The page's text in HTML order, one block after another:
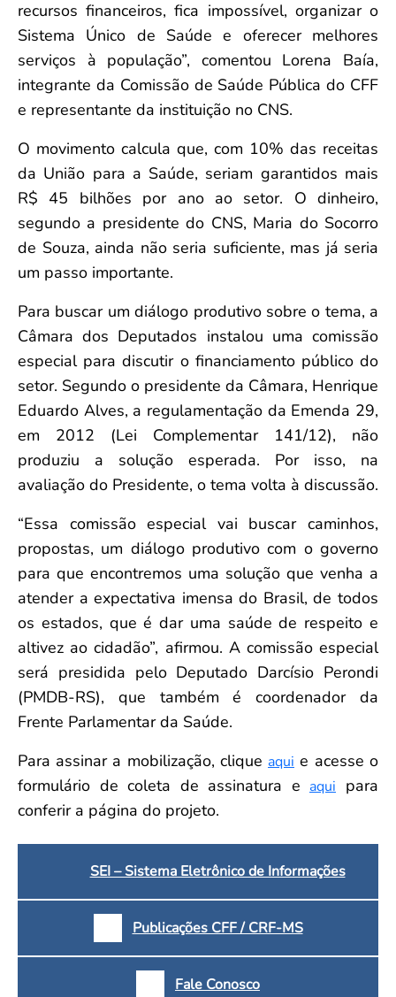
recursos financeiros, fica impossível, organizar o
Sistema Único de Saúde e oferecer melhores
serviços à população”, comentou Lorena Baía,
integrante da Comissão de Saúde Pública do CFF
e representante da instituição no CNS.
O movimento calcula que, com 10% das receitas
da União para a Saúde, seriam garantidos mais
R$ 45 bilhões por ano ao setor. O dinheiro,
segundo a presidente do CNS, Maria do Socorro
de Souza, ainda não seria suficiente, mas já seria
um passo importante.
Para buscar um diálogo produtivo sobre o tema, a
Câmara dos Deputados instalou uma comissão
especial para discutir o financiamento público do
setor. Segundo o presidente da Câmara, Henrique
Eduardo Alves, a regulamentação da Emenda 29,
em 2012 (Lei Complementar 141/12), não
produziu a solução esperada. Por isso, na
avaliação do Presidente, o tema volta à discussão.
“Essa comissão especial vai buscar caminhos,
propostas, um diálogo produtivo com o governo
para que encontremos uma solução que venha a
atender a expectativa imensa do Brasil, de todos
os estados, que é dar uma saúde de respeito e
altivez ao cidadão”, afirmou. A comissão especial
será presidida pelo Deputado Darcísio Perondi
(PMDB-RS), que também é coordenador da
Frente Parlamentar da Saúde.
Para assinar a mobilização, clique aqui e acesse o
formulário de coleta de assinatura e aqui para
conferir a página do projeto.
SEI – Sistema Eletrônico de Informações
Publicações CFF / CRF-MS
Fale Conosco